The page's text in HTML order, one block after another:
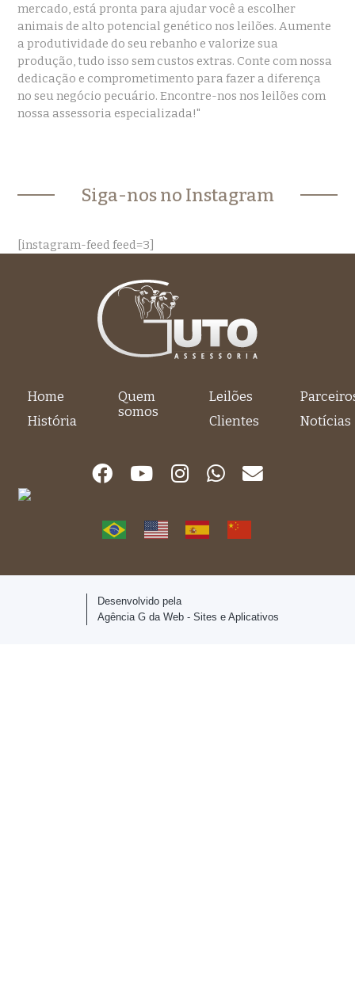
mercado, está pronta para ajudar você a escolher
animais de alto potencial genético nos leilões. Aumente
a produtividade do seu rebanho e valorize sua
produção, tudo isso sem custos extras. Conte com nossa
dedicação e comprometimento para fazer a diferença
no seu negócio pecuário. Encontre-nos nos leilões com
nossa assessoria especializada!"
Siga-nos no Instagram
[instagram-feed feed=3]
Home
História
Quem
somos
Leilões
Clientes
Notícias
Desenvolvido pela
Agência G da Web - Sites e Aplicativos